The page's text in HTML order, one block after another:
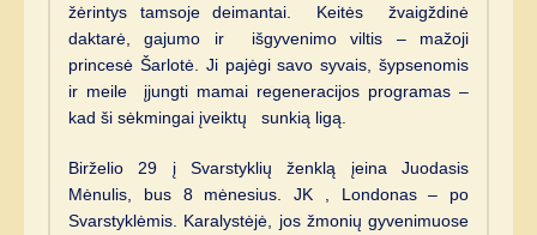
žėrintys tamsoje deimantai. Keitės žvaigždinė
daktarė, gajumo ir išgyvenimo viltis – mažoji
princesė Šarlotė. Ji pajėgi savo syvais, šypsenomis
ir meile įjungti mamai regeneracijos programas –
kad ši sėkmingai įveiktų sunkią ligą.
Birželio 29 į Svarstyklių ženklą įeina Juodasis
Mėnulis, bus 8 mėnesius. JK , Londonas – po
Svarstyklėmis. Karalystėjė, jos žmonių gyvenimuose